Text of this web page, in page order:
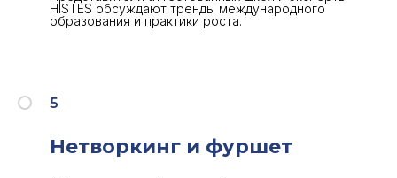
HISTES обсуждают тренды международного
образования и практики роста.
5
Нетворкинг и фуршет